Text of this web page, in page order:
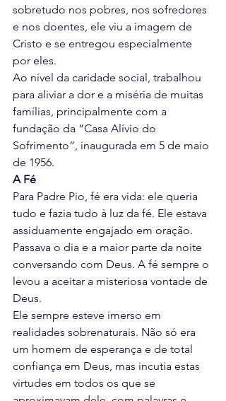
sobretudo nos pobres, nos sofredores
e nos doentes, ele viu a imagem de
Cristo e se entregou especialmente
por eles.
Ao nível da caridade social, trabalhou
para aliviar a dor e a miséria de muitas
famílias, principalmente com a
fundação da “Casa Alívio do
Sofrimento”, inaugurada em 5 de maio
de 1956.
A Fé
Para Padre Pio, fé era vida: ele queria
tudo e fazia tudo à luz da fé. Ele estava
assiduamente engajado em oração.
Passava o dia e a maior parte da noite
conversando com Deus. A fé sempre o
levou a aceitar a misteriosa vontade de
Deus.
Ele sempre esteve imerso em
realidades sobrenaturais. Não só era
um homem de esperança e de total
confiança em Deus, mas incutia estas
virtudes em todos os que se